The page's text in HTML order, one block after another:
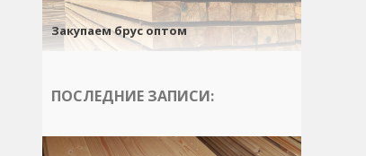
Закупаем брус оптом
ПОСЛЕДНИЕ ЗАПИСИ: